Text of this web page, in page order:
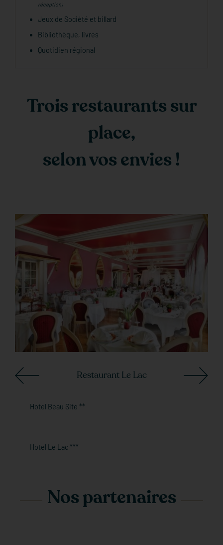
réception)
Jeux de Société et billard
Bibliothèque, livres
Quotidien régional
Trois restaurants sur
place,
selon vos envies !
Restaurant Le Lac
Hotel Beau Site **
Hotel Le Lac ***
Nos partenaires